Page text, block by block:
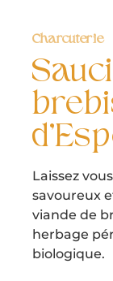
Charcuterie
Laissez
savoureux
viande de
herbage
biologique.